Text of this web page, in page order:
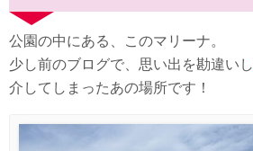
公園の中にある、このマリーナ。
少し前のブログで、思い出を勘違いし
介してしまったあの場所です！